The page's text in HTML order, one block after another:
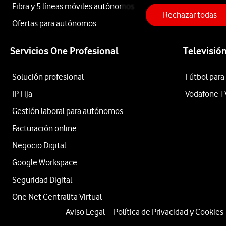
Galaxy
S25
Ultra
5G
512GB
Negro
Fibra y 5 líneas móviles autónomos
Ofertas para autónomos
Servicios One Profesional
Solución profesional
IP Fija
Gestión laboral para autónomos
Facturación online
Negocio Digital
Google Workspace
Seguridad Digital
One Net Centralita Virtual
Televisión
Fútbol
Vodafone
Aviso Legal Política de Privacidad y Cookies
Rechazar todas